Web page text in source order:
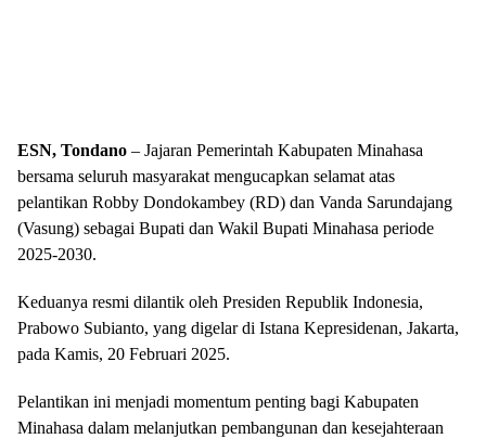
ESN, Tondano – Jajaran Pemerintah Kabupaten Minahasa
bersama seluruh masyarakat mengucapkan selamat atas
pelantikan Robby Dondokambey (RD) dan Vanda Sarundajang
(Vasung) sebagai Bupati dan Wakil Bupati Minahasa periode
2025-2030.
Keduanya resmi dilantik oleh Presiden Republik Indonesia,
Prabowo Subianto, yang digelar di Istana Kepresidenan, Jakarta,
pada Kamis, 20 Februari 2025.
Pelantikan ini menjadi momentum penting bagi Kabupaten
Minahasa dalam melanjutkan pembangunan dan kesejahteraan